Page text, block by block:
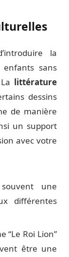
la
sans
littérature
dessins
de manière
un support
avec votre
une
différentes
“Le Roi Lion”
être une